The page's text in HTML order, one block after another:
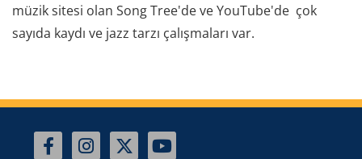
müzik sitesi olan Song Tree'de ve YouTube'de çok
sayıda kaydı ve jazz tarzı çalışmaları var.